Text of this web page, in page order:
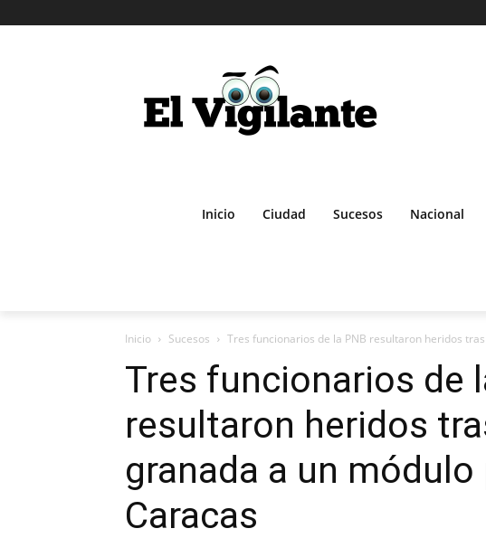
Inicio Ciudad Sucesos Nacional
Inicio Sucesos Tres funcionarios de la PNB resultaron heridos
Tres funcionarios de
resultaron heridos
granada a un
Caracas